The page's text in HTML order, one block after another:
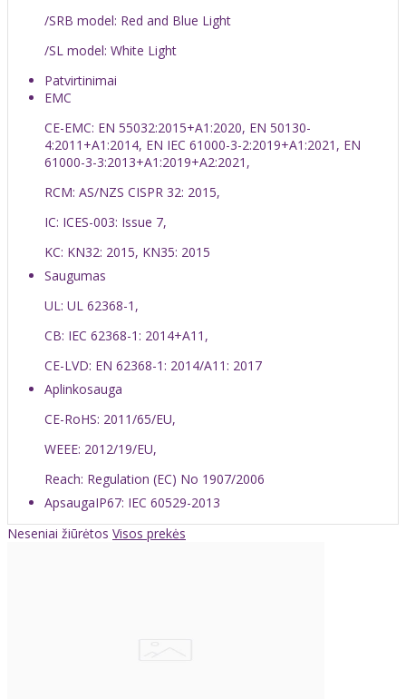
/SRB model: Red and Blue Light
/SL model: White Light
Patvirtinimai
EMC
CE-EMC: EN 55032:2015+A1:2020, EN 50130-
4:2011+A1:2014, EN IEC 61000-3-2:2019+A1:2021, EN
61000-3-3:2013+A1:2019+A2:2021,
RCM: AS/NZS CISPR 32: 2015,
IC: ICES-003: Issue 7,
KC: KN32: 2015, KN35: 2015
Saugumas
UL: UL 62368-1,
CB: IEC 62368-1: 2014+A11,
CE-LVD: EN 62368-1: 2014/A11: 2017
Aplinkosauga
CE-RoHS: 2011/65/EU,
WEEE: 2012/19/EU,
Reach: Regulation (EC) No 1907/2006
ApsaugaIP67: IEC 60529-2013
Neseniai žiūrėtos Visos prekės